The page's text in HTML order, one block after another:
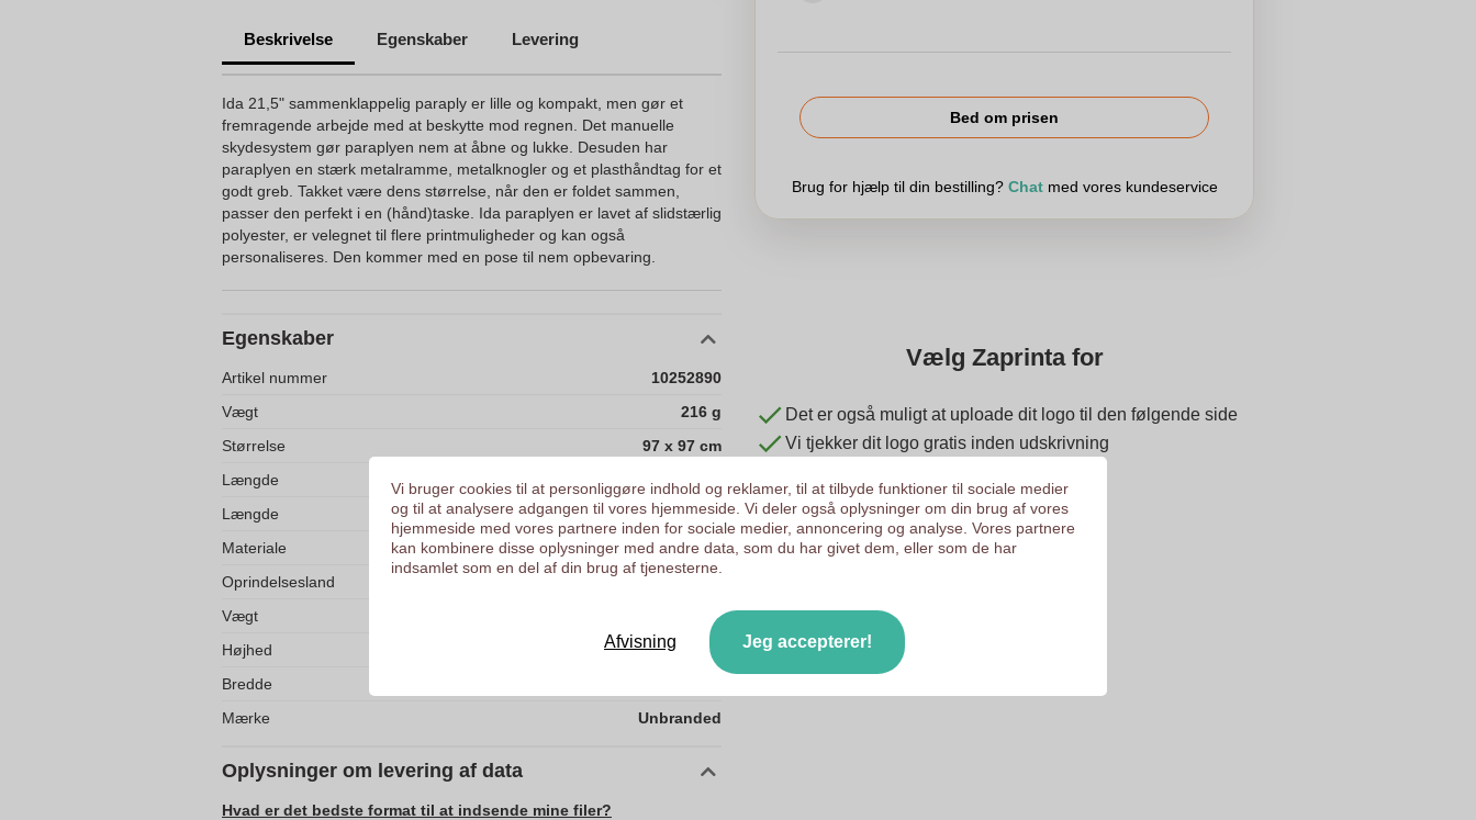
Beskrivelse Egenskaber Levering
Ida 21,5" sammenklappelig paraply er lille og kompakt, men gør et
fremragende arbejde med at beskytte mod regnen. Det manuelle
skydesystem gør paraplyen nem at åbne og lukke. Desuden har
paraplyen en stærk metalramme, metalknogler og et plasthåndtag for et
godt greb. Takket være dens størrelse, når den er foldet sammen,
passer den perfekt i en (hånd)taske. Ida paraplyen er lavet af slidstærlig
polyester, er velegnet til flere printmuligheder og kan også
personaliseres. Den kommer med en pose til nem opbevaring.
Egenskaber
Artikel nummer
10252890
Vægt
216 g
Størrelse
97 x 97 cm
Længde
97 cm
Længde
97 cm
Materiale
Polyester
Oprindelsesland
Vægt
216.0
Højhed
97.0
Bredde
Mærke
Unbranded
Oplysninger om levering af data
Hvad er det bedste format til at indsende mine filer?
Bed om prisen
Brug for hjælp til din bestilling? Chatmed vores kundeservice
Vælg Zaprinta for
Det er også muligt at uploade dit logo til den følgende side
Vi tjekker dit logo gratis inden udskrivning
Vi bruger cookies til at personliggøre indhold og reklamer, til at tilbyde funktioner til sociale medier
og til at analysere adgangen til vores hjemmeside. Vi deler også oplysninger om din brug af vores
hjemmeside med vores partnere inden for sociale medier, annoncering og analyse. Vores partnere
kan kombinere disse oplysninger med andre data, som du har givet dem, eller som de har
indsamlet som en del af din brug af tjenesterne.
Afvisning Jeg accepterer!